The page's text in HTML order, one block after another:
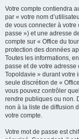
Votre compte contiendra
par « votre nom
de vous connecter à votre
passe ») et une adresse
compte sur « Office du
protection des données
Toutes les informations,
passe et de votre adresse
Topoldavie » durant votre
seule discrétion de «
vous pouvez contrôler
rendre publiques ou non.
non à la liste de diffusion
votre compte.
Votre mot de passe est